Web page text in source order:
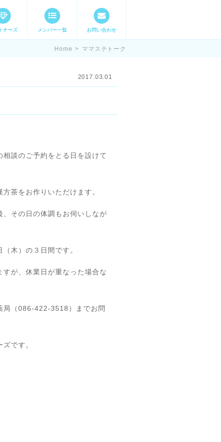
ステ スキル・
ナーズ メンバー一覧 お問い合わせ
Home > ママステトーク
2017.03.01
談のご予約をとる日を設けて
茶をお作りいただけます。
その日の体調もお伺いしなが
木）の３日間です。
が、休業日が重なった場合な
局（086-422-3518）までお問
です。